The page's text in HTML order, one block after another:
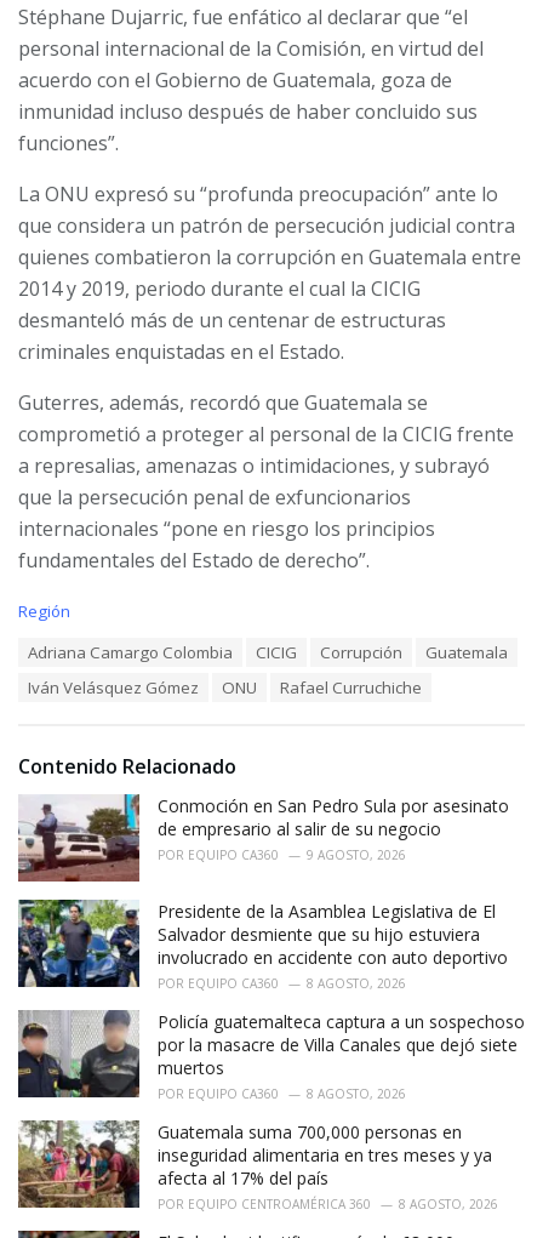
Stéphane Dujarric, fue enfático al declarar que “el
personal internacional de la Comisión, en virtud del
acuerdo con el Gobierno de Guatemala, goza de
inmunidad incluso después de haber concluido sus
funciones”.
La ONU expresó su “profunda preocupación” ante lo
que considera un patrón de persecución judicial contra
quienes combatieron la corrupción en Guatemala entre
2014 y 2019, periodo durante el cual la CICIG
desmanteló más de un centenar de estructuras
criminales enquistadas en el Estado.
Guterres, además, recordó que Guatemala se
comprometió a proteger al personal de la CICIG frente
a represalias, amenazas o intimidaciones, y subrayó
que la persecución penal de exfuncionarios
internacionales “pone en riesgo los principios
fundamentales del Estado de derecho”.
C
i
:
Región
Adriana Camargo Colombia CICIG Corrupción
Guatemala
Iván Velásquez Gómez
ONU Rafael Curruchiche
Contenido Relacionado
Conmoción en San Pedro Sula por asesinato
de empresario al salir de su negocio
POR EQUIPO CA360 9 AGOSTO, 2026
Presidente de la Asamblea Legislativa de El
Salvador desmiente que su hijo estuviera
involucrado en accidente con auto deportivo
POR EQUIPO CA360 8 AGOSTO, 2026
Policía guatemalteca captura a un sospechoso
por la masacre de Villa Canales que dejó siete
muertos
POR EQUIPO CA360 8 AGOSTO, 2026
Guatemala suma 700,000 personas en
inseguridad alimentaria en tres meses y ya
afecta al 17% del país
POR EQUIPO CENTROAMÉRICA 360 8 AGOSTO, 2026